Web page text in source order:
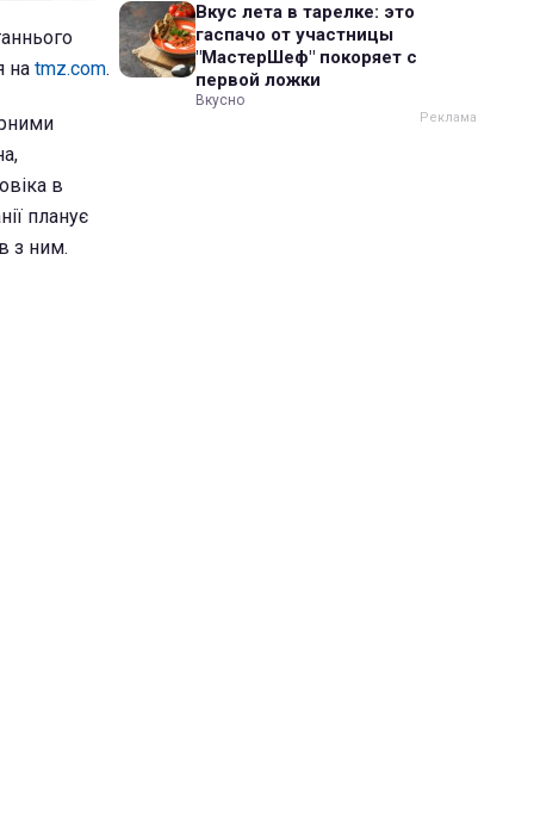
на tmz.com.
в
планує
з ним.
Вкус лета в тарелке: это
гаспачо от участницы
"МастерШеф" покоряет с
первой ложки
Вкусно